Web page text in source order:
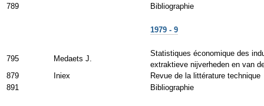
789 Bibliographie
1979 - 9
795 Medaets J.
Statistiques économique des
extraktieve nijverheden en van
879
Iniex
Revue de la littérature technique
891
Bibliographie